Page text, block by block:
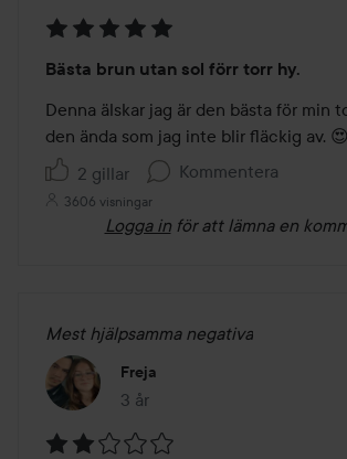
5
av
5
Bästa brun utan sol förr torr hy.
Denna älskar jag är den bästa för min
den ända som jag inte blir fläckig av. 😍
2 gillar
Kommentera
3606 visningar
Logga in för att lämna en
Mest hjälpsamma negativa
Freja
3 år
Inlägget skapades 3 år